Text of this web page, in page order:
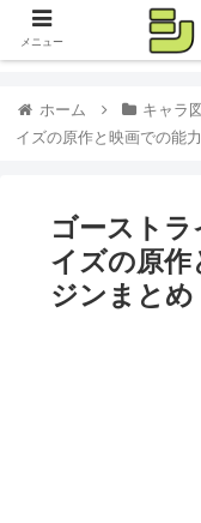
ホーム キャラ
イズの原作と映画での能
ゴースト
イズの原作
ジンまとめ
メニュー